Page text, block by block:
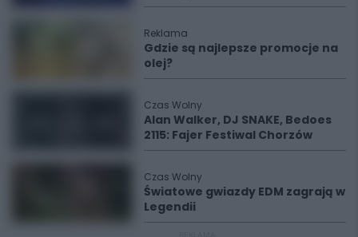
Reklama
Gdzie są najlepsze promocje na
olej?
Czas Wolny
Alan Walker, DJ SNAKE, Bedoes
2115: Fajer Festiwal Chorzów
Czas Wolny
Światowe gwiazdy EDM zagrają w
Legendii